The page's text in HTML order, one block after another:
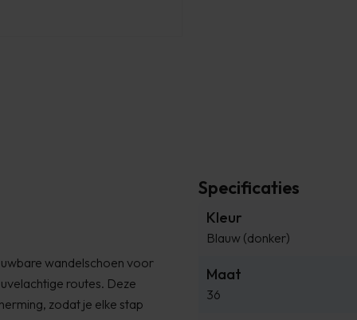
wandelschoen voor
routes. Deze
zodat je elke stap
Specificaties
Kleur
Blauw (donker)
Maat
36